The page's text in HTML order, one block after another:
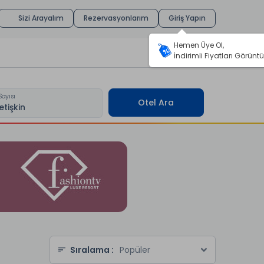
Sizi Arayalım Rezervasyonlarım Giriş Yapın
Otel Ara
Sıralama : Popüler
Hemen Üye Ol,
İndirimli Fiyatları